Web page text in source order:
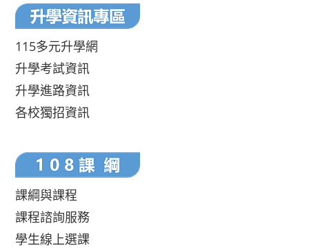
115多元升學網
升學考試資訊
升學進路資訊
各校獨招資訊
課綱與課程
課程諮詢服務
學生線上選課